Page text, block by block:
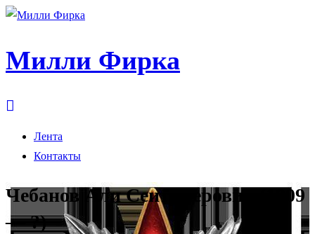
Милли Фирка
Лента
Контакты
Чебанов Али Сеитумерович (1909
— ?)